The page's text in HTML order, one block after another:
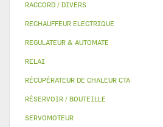
RACCORD / DIVERS
RECHAUFFEUR ELECTRIQUE
REGULATEUR & AUTOMATE
RELAI
RÉCUPÉRATEUR DE CHALEUR CTA
RÉSERVOIR / BOUTEILLE
SERVOMOTEUR